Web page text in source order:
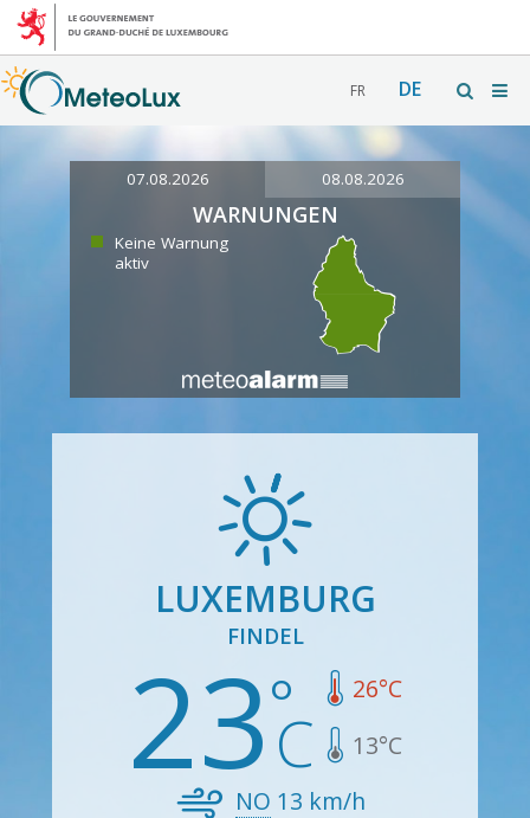
FR DE
07.08.2026 08.08.2026
WARNUNGEN
Keine Warnung
aktiv
LUXEMBURG
FINDEL
23 26°C
13°C
NO 13 km/h